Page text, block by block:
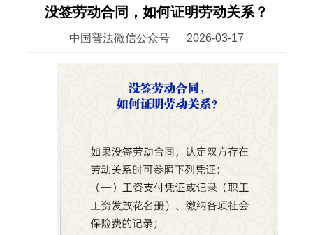
没签劳动合同，如何证明劳动关系？
中国普法微信公众号 2026-03-17